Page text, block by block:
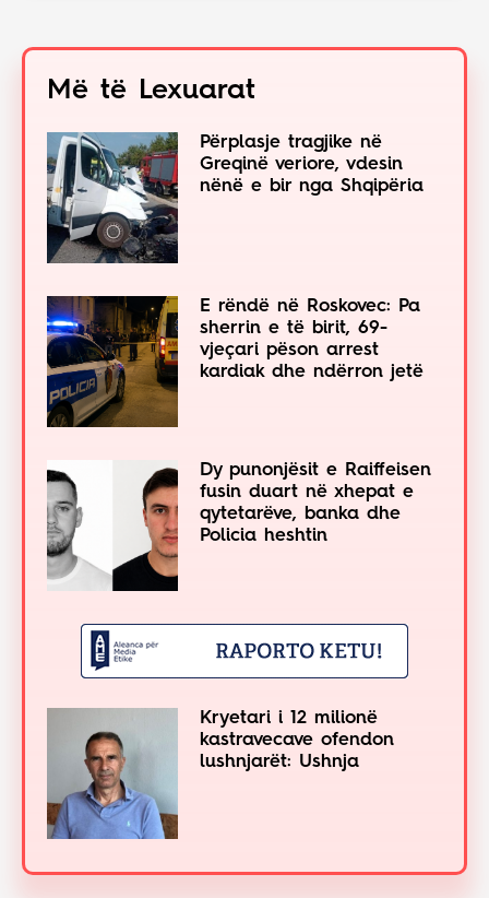
Më të Lexuarat
Përplasje tragjike në
Greqinë veriore, vdesin
nënë e bir nga Shqipëria
E rëndë në Roskovec: Pa
sherrin e të birit, 69-
vjeçari pëson arrest
kardiak dhe ndërron jetë
Dy punonjësit e Raiffeisen
fusin duart në xhepat e
qytetarëve, banka dhe
Policia heshtin
Kryetari i 12 milionë
kastravecave ofendon
lushnjarët: Ushnja